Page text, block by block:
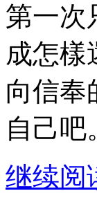
第一次
成怎樣
向信奉
自己吧
继续阅